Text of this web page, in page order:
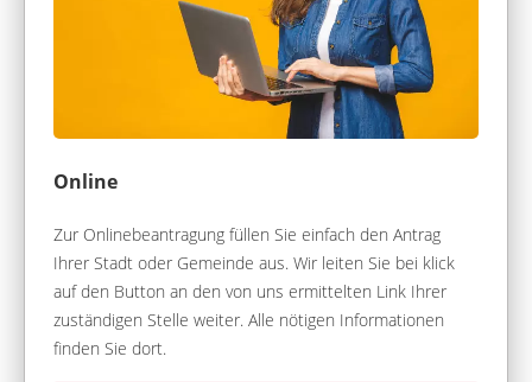
Online
Zur Onlinebeantragung füllen Sie einfach den Antrag
Ihrer Stadt oder Gemeinde aus. Wir leiten Sie bei klick
auf den Button an den von uns ermittelten Link Ihrer
zuständigen Stelle weiter. Alle nötigen Informationen
finden Sie dort.